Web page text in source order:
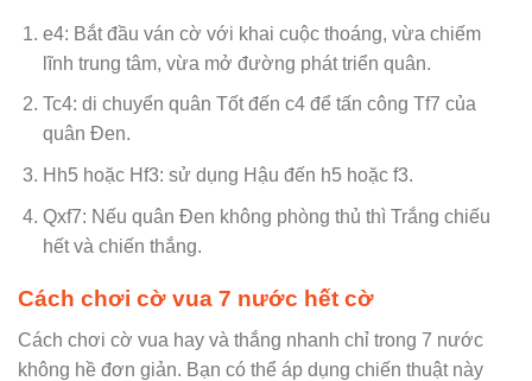
e4: Bắt đầu ván cờ với khai cuộc thoáng, vừa chiếm
lĩnh trung tâm, vừa mở đường phát triển quân.
Tc4: di chuyển quân Tốt đến c4 để tấn công Tf7 của
quân Đen.
Hh5 hoặc Hf3: sử dụng Hậu đến h5 hoặc f3.
Qxf7: Nếu quân Đen không phòng thủ thì Trắng chiếu
hết và chiến thắng.
Cách chơi cờ vua 7 nước hết cờ
Cách chơi cờ vua hay và thắng nhanh chỉ trong 7 nước
không hề đơn giản. Bạn có thể áp dụng chiến thuật này